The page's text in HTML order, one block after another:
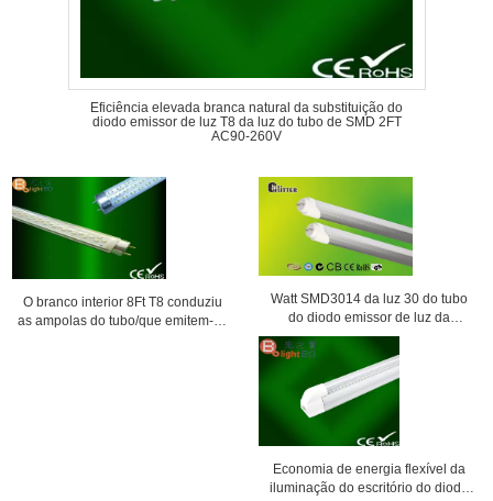
Eficiência elevada branca natural da substituição do
diodo emissor de luz T8 da luz do tubo de SMD 2FT
AC90-260V
O branco interior 8Ft T8 conduziu
as ampolas do tubo/que emitem-se
Watt SMD3014 da luz 30 do tubo
do diodo emissor de luz da
eficiência elevada 120lm/w T8
para o mercado super
Economia de energia flexível da
iluminação do escritório do diodo